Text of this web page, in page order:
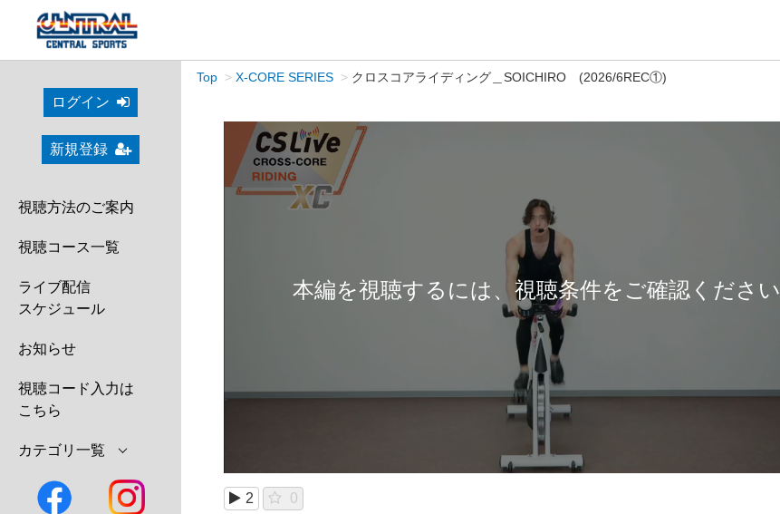
ログイン
新規登録
視聴方法のご案内
視聴コース一覧
ライブ配信
スケジュール
お知らせ
視聴コード入力は
こちら
カテゴリ一覧
Top X-CORE SERIES クロスコアライディング＿SOICHIRO (2026/6REC①)
本編を視聴するには、視聴条件をご確認ください
2 0